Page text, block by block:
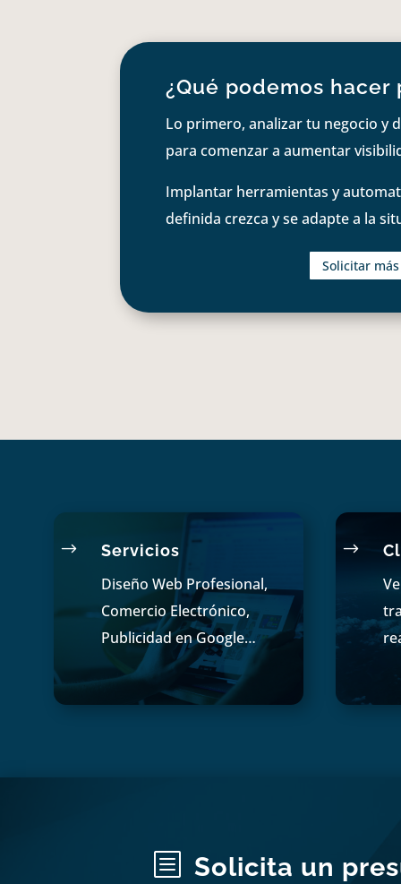
¿Qué podemos hacer
Lo primero, analizar tu negocio y
para comenzar a aumentar
Implantar herramientas y
definida crezca y se adapte a la
Solicitar
$ Servicios
Diseño Web Profesional,
Comercio Electrónico,
Publicidad en Google…
$
b Solicita un